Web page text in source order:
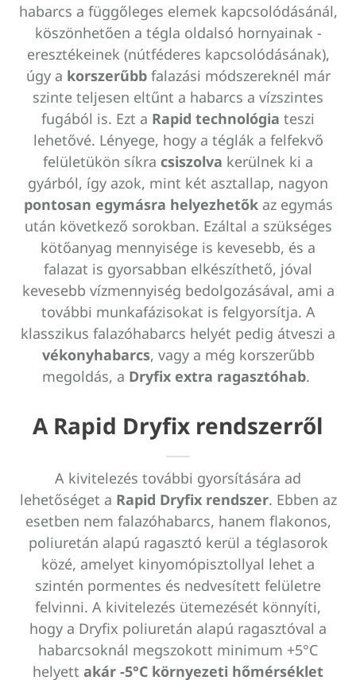
habarcs a függőleges elemek kapcsolódásánál,
köszönhetően a tégla oldalsó hornyainak -
eresztékeinek (nútféderes kapcsolódásának),
úgy a korszerűbbfalazási módszereknél már
szinte teljesen eltűnt a habarcs a vízszintes
fugából is. Ezt a Rapid technológia teszi
lehetővé. Lényege, hogy a téglák a felfekvő
felületükön síkra csiszolva kerülnek ki a
gyárból, így azok, mint két asztallap, nagyon
pontosan egymásra helyezhetőkaz egymás
után következő sorokban. Ezáltal a szükséges
kötőanyag mennyisége is kevesebb, és a
falazat is gyorsabban elkészíthető, jóval
kevesebb vízmennyiség bedolgozásával, ami a
további munkafázisokat is felgyorsítja. A
klasszikus falazóhabarcs helyét pedig átveszi a
vékonyhabarcs, vagy a még korszerűbb
megoldás, a Dryfix extra ragasztóhab.
A Rapid Dryfix rendszerről
A kivitelezés további gyorsítására ad
lehetőséget a Rapid Dryfix rendszer. Ebben az
esetben nem falazóhabarcs, hanem flakonos,
poliuretán alapú ragasztó kerül a téglasorok
közé, amelyet kinyomópisztollyal lehet a
szintén pormentes és nedvesített felületre
felvinni. A kivitelezés ütemezését könnyíti,
hogy a Dryfix poliuretán alapú ragasztóval a
habarcsoknál megszokott minimum +5°C
helyett akár -5°C környezeti hőmérséklet